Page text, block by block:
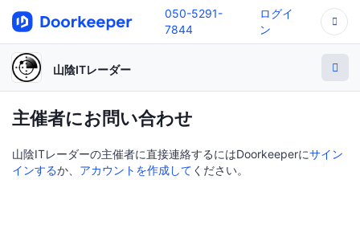
050-5291-
7844
ログイ
ン
山陰ITレーダー
主催者にお問い合わせ
山陰ITレーダーの主催者に直接連絡するにはDoorkeeperにサイン
インするか、 アカウントを作成して ください。